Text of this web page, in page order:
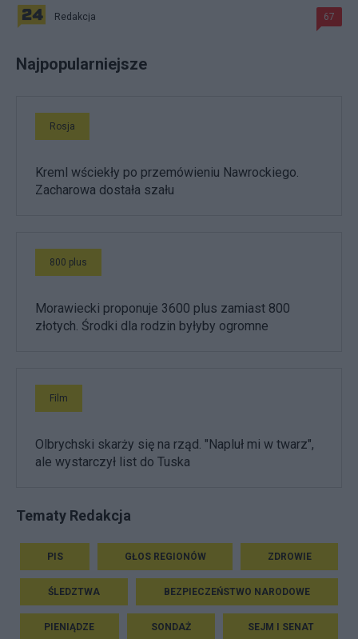
Redakcja 67
Najpopularniejsze
Rosja
Kreml wściekły po przemówieniu Nawrockiego.
Zacharowa dostała szału
800 plus
Morawiecki proponuje 3600 plus zamiast 800
złotych. Środki dla rodzin byłyby ogromne
Film
Olbrychski skarży się na rząd. "Napluł mi w twarz",
ale wystarczył list do Tuska
Tematy Redakcja
PIS GŁOS REGIONÓW ZDROWIE
ŚLEDZTWA BEZPIECZEŃSTWO NARODOWE
PIENIĄDZE SONDAŻ SEJM I SENAT